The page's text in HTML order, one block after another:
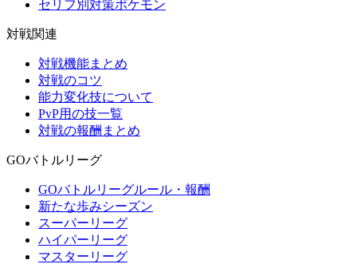
セリフ別対策ポケモン
対戦関連
対戦機能まとめ
対戦のコツ
能力変化技について
PvP用の技一覧
対戦の報酬まとめ
GOバトルリーグ
GOバトルリーグルール・報酬
新たな歩みシーズン
スーパーリーグ
ハイパーリーグ
マスターリーグ